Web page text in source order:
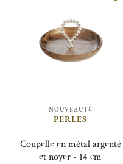
NOUVEAUTÉ
PERLES
Coupelle en métal argenté
et noyer - 14 cm